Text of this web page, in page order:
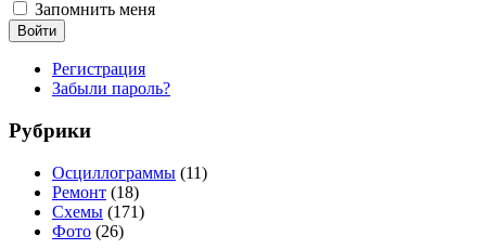
Запомнить меня
Войти
Регистрация
Забыли пароль?
Рубрики
Осциллограммы (11)
Ремонт (18)
Схемы (171)
Фото (26)